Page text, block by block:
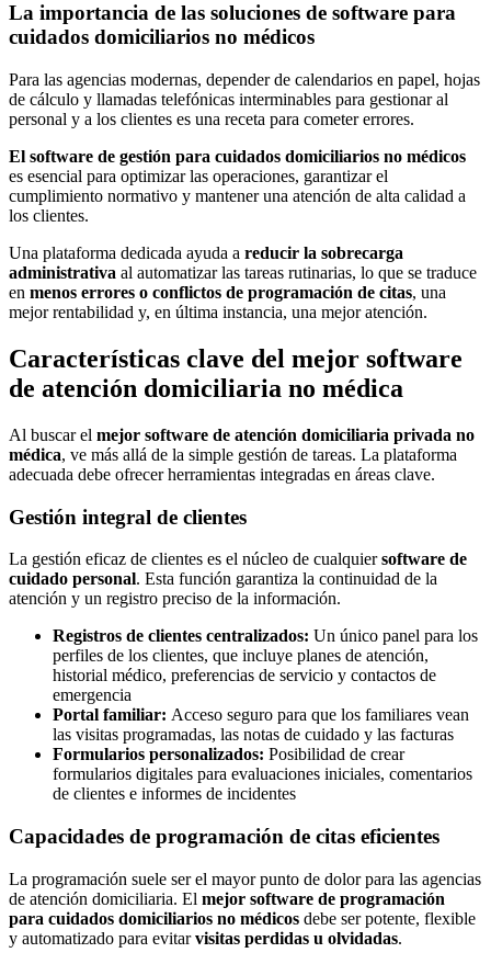
La importancia de las soluciones de software para
cuidados domiciliarios no médicos
Para las agencias modernas, depender de calendarios en papel, hojas
de cálculo y llamadas telefónicas interminables para gestionar al
personal y a los clientes es una receta para cometer errores.
El software de gestión para cuidados domiciliarios no médicos
es esencial para optimizar las operaciones, garantizar el
cumplimiento normativo y mantener una atención de alta calidad a
los clientes.
Una plataforma dedicada ayuda a reducir la sobrecarga
administrativa al automatizar las tareas rutinarias, lo que se traduce
en menos errores o conflictos de programación de citas, una
mejor rentabilidad y, en última instancia, una mejor atención.
Características clave del mejor software
de atención domiciliaria no médica
Al buscar el mejor software de atención domiciliaria privada no
médica, ve más allá de la simple gestión de tareas. La plataforma
adecuada debe ofrecer herramientas integradas en áreas clave.
Gestión integral de clientes
La gestión eficaz de clientes es el núcleo de cualquiersoftware de
cuidado personal. Esta función garantiza la continuidad de la
atención y un registro preciso de la información.
Registros de clientes centralizados: Un único panel para los
perfiles de los clientes, que incluye planes de atención,
historial médico, preferencias de servicio y contactos de
emergencia
Portal familiar: Acceso seguro para que los familiares vean
las visitas programadas, las notas de cuidado y las facturas
Formularios personalizados: Posibilidad de crear
formularios digitales para evaluaciones iniciales, comentarios
de clientes e informes de incidentes
Capacidades de programación de citas eficientes
La programación suele ser el mayor punto de dolor para las agencias
de atención domiciliaria. El mejor software de programación
para cuidados domiciliarios no médicos debe ser potente, flexible
y automatizado para evitarvisitas perdidas u olvidadas.